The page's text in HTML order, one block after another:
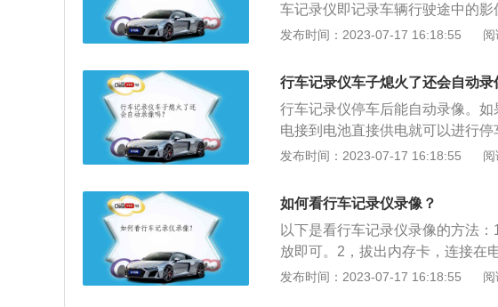
车记录仪即记录车辆行驶途中的
后，能够记录汽车行驶全过程的
把时间、速度、所在位置都记录在
度要大一点，有利于全面记录车
张，以免拍出来的画面出现扭曲
摄能力。高清晰度则是由行车记
注行车记录仪的主控芯片是哪种图
发布时间：2023-07-17 16:18:55
行车记录仪车子熄火了还会自动录
行车记录仪停车后能自动录像。
电接到电池直接供电就可以进行
有不同的情况。以下是关于行车
汽车行驶全过程的视频图像和声
还可以用它来记录征服艰难险阻
度、所在位置都记录在录像里，相
或者作为家用监控使用。2、功能
骑自行车、摩托车，万一和他们产
发布时间：2023-07-17 16:18:55
如何看行车记录仪录像？
以下是看行车记录仪录像的方法
放即可。2，拔出内存卡，连接在
可以在行车记录仪上回放，方法
发布时间：2023-07-17 16:18:55